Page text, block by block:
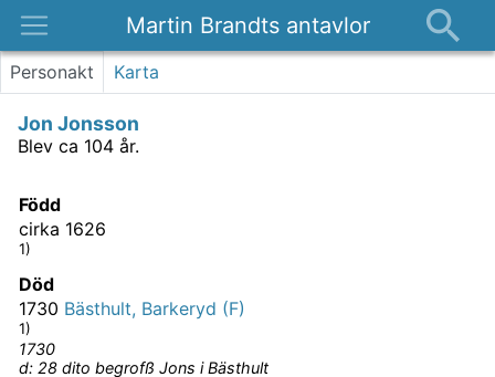
Martin Brandts antavlor
Platser
Om
Personakt Karta
Jon Jonsson
Blev ca 104 år.
Född
cirka 1626
1)
Död
1730 Bästhult, Barkeryd (F)
1)
1730
d: 28 dito begrofß Jons i Bästhult